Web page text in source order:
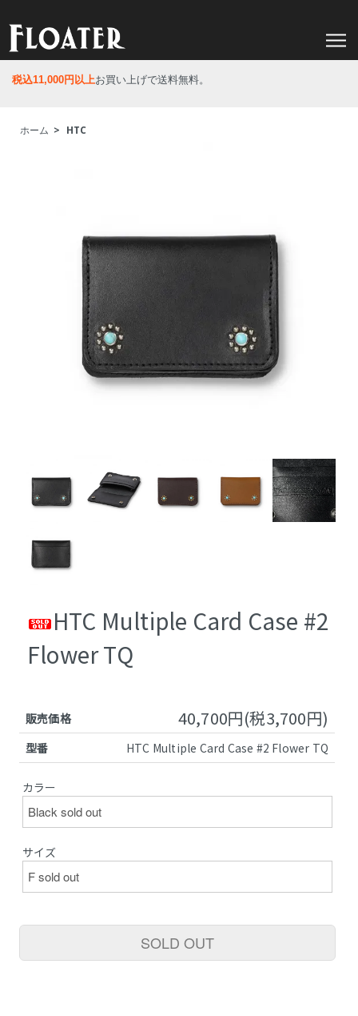
税込11,000円以上お買い上げで送料無料。
ホーム > HTC
HTC Multiple Card Case #2
Flower TQ
販売価格 40,700円(税3,700円)
型番 HTC Multiple Card Case #2 Flower TQ
カラー
サイズ
SOLD OUT